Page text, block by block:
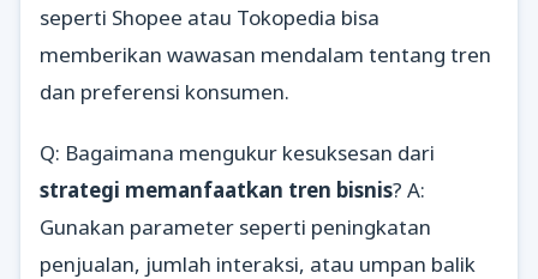
seperti Shopee atau Tokopedia bisa
memberikan wawasan mendalam tentang tren
dan preferensi konsumen.
Q: Bagaimana mengukur kesuksesan dari
strategi memanfaatkan tren bisnis? A:
Gunakan parameter seperti peningkatan
penjualan, jumlah interaksi, atau umpan balik